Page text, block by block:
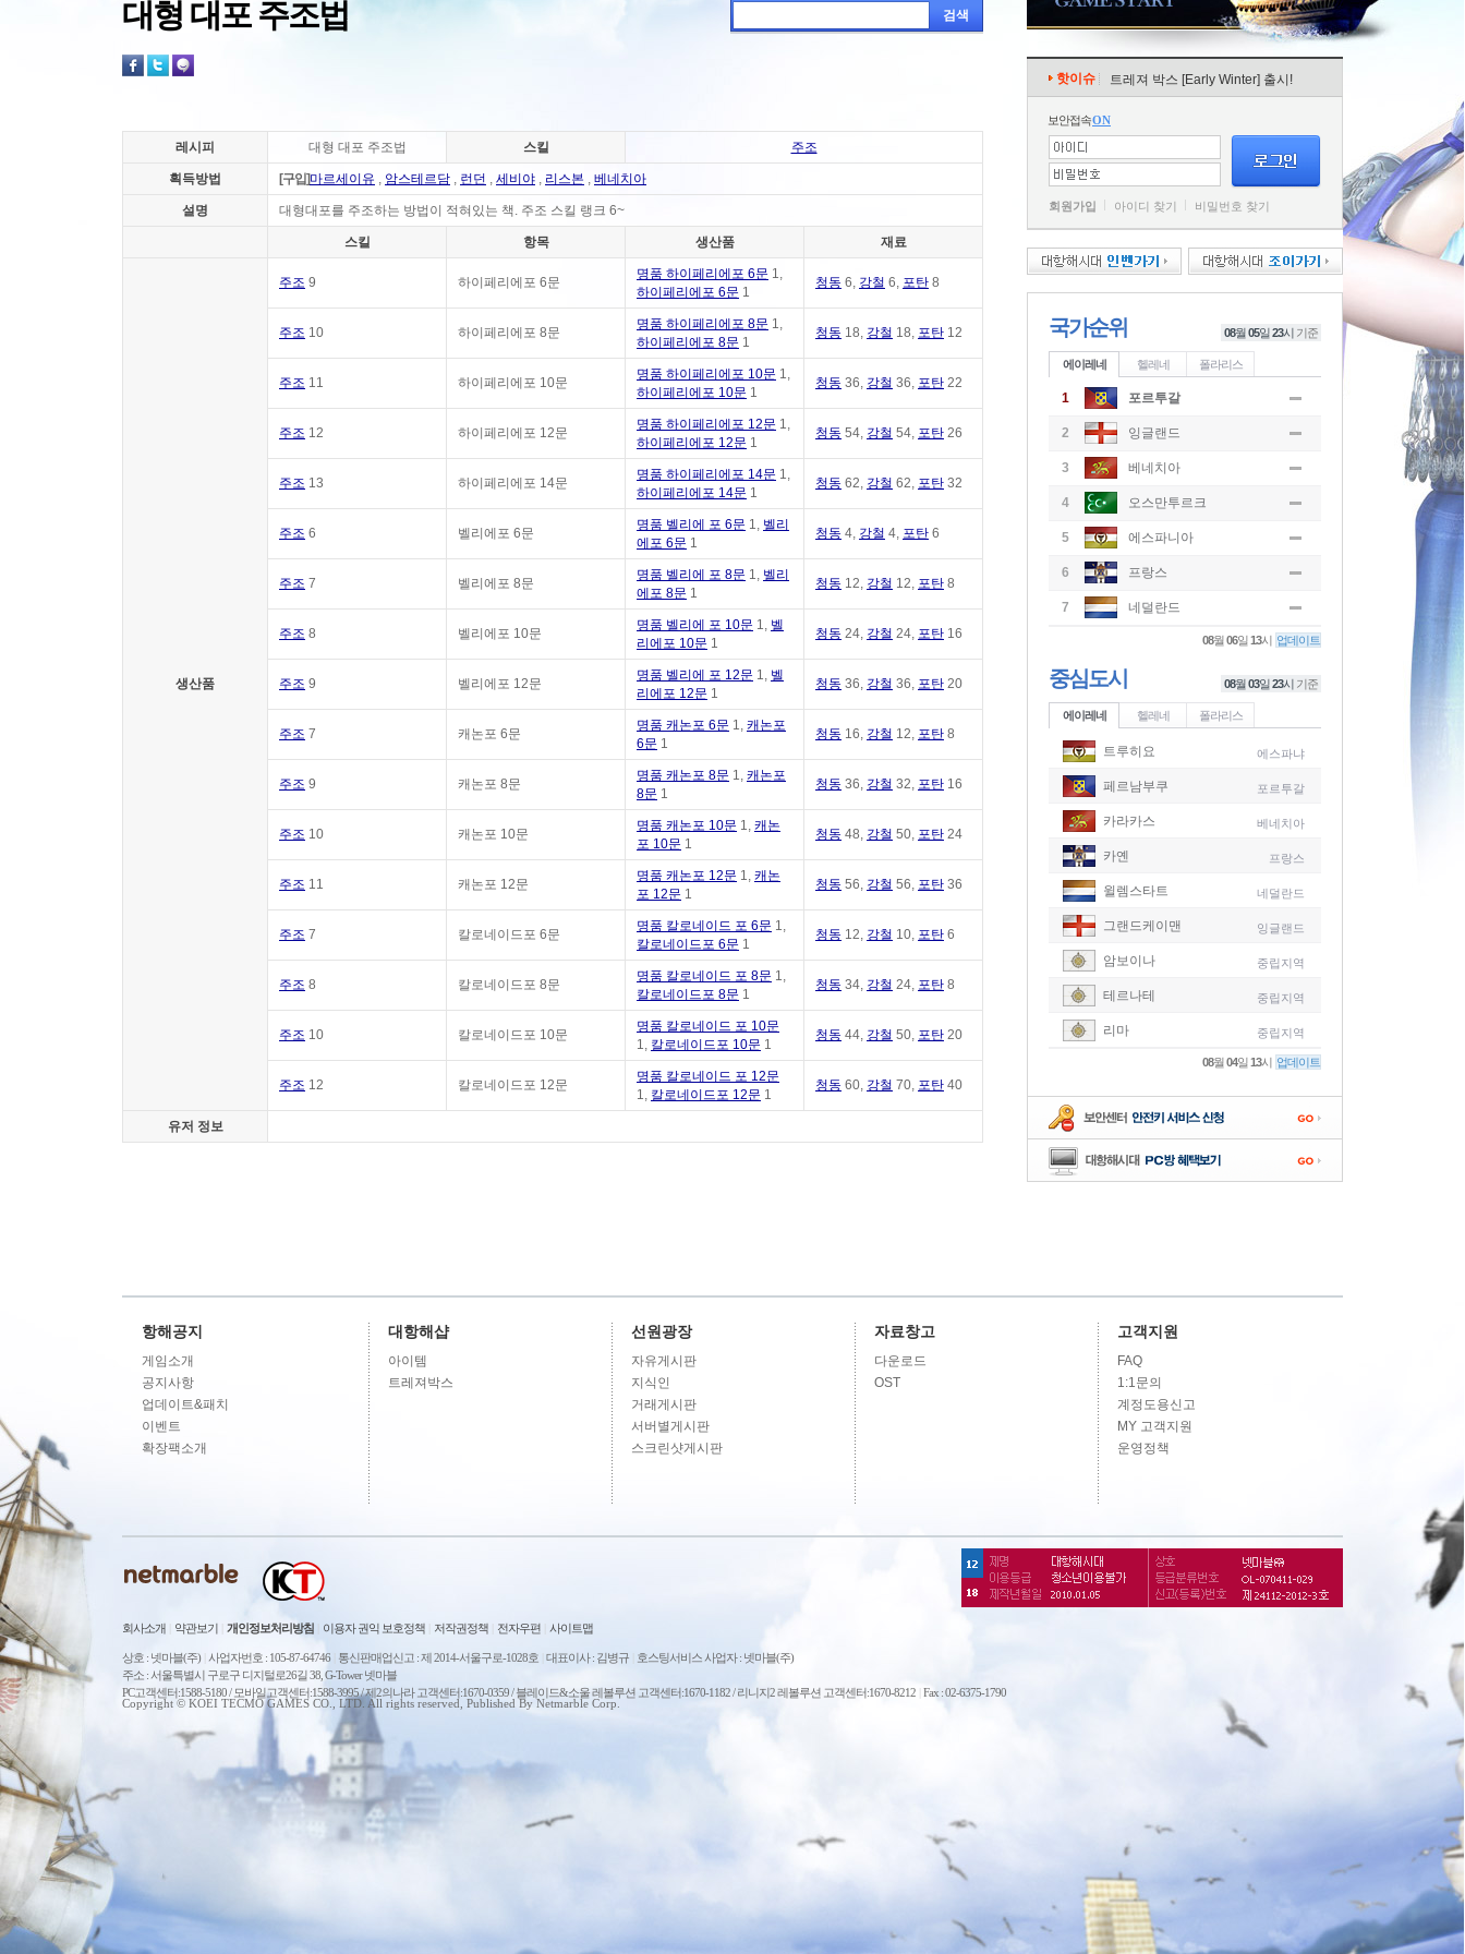
대형 대포 주조법 검색
레시피 대형 대포 주조법 스킬 주조
획득방법 [구입]마르세이유 , 암스테르담 , 런던 , 세비야 , 리스본 , 베네치아
설명 대형대포를 주조하는 방법이 적혀있는 책. 주조 스킬 랭크 6~
스킬 항목 생산품 재료
생산품
주조 9 하이페리에포 6문
명품 하이페리에포 6문 1,
하이페리에포 6문 1
청동 6, 강철 6, 포탄 8
주조 10 하이페리에포 8문
명품 하이페리에포 8문 1,
하이페리에포 8문 1
청동 18, 강철 18, 포탄 12
주조 11 하이페리에포 10문
명품 하이페리에포 10문 1,
하이페리에포 10문 1
청동 36, 강철 36, 포탄 22
주조 12 하이페리에포 12문
명품 하이페리에포 12문 1,
하이페리에포 12문 1
청동 54, 강철 54, 포탄 26
주조 13 하이페리에포 14문
명품 하이페리에포 14문 1,
하이페리에포 14문 1
청동 62, 강철 62, 포탄 32
주조 6 벨리에포 6문
명품 벨리에 포 6문 1, 벨리
에포 6문 1
청동 4, 강철 4, 포탄 6
주조 7 벨리에포 8문
명품 벨리에 포 8문 1, 벨리
에포 8문 1
청동 12, 강철 12, 포탄 8
주조 8 벨리에포 10문
명품 벨리에 포 10문 1, 벨
리에포 10문 1
청동 24, 강철 24, 포탄 16
주조 9 벨리에포 12문
명품 벨리에 포 12문 1, 벨
리에포 12문 1
청동 36, 강철 36, 포탄 20
주조 7 캐논포 6문
명품 캐논포 6문 1, 캐논포
6문 1
청동 16, 강철 12, 포탄 8
주조 9 캐논포 8문
명품 캐논포 8문 1, 캐논포
8문 1
청동 36, 강철 32, 포탄 16
주조 10 캐논포 10문
명품 캐논포 10문 1, 캐논
포 10문 1
청동 48, 강철 50, 포탄 24
주조 11 캐논포 12문
명품 캐논포 12문 1, 캐논
포 12문 1
청동 56, 강철 56, 포탄 36
주조 7 칼로네이드포 6문
명품 칼로네이드 포 6문 1,
칼로네이드포 6문 1
청동 12, 강철 10, 포탄 6
주조 8 칼로네이드포 8문
명품 칼로네이드 포 8문 1,
칼로네이드포 8문 1
청동 34, 강철 24, 포탄 8
주조 10 칼로네이드포 10문
명품 칼로네이드 포 10문
1, 칼로네이드포 10문 1
청동 44, 강철 50, 포탄 20
주조 12 칼로네이드포 12문
명품 칼로네이드 포 12문
1, 칼로네이드포 12문 1
청동 60, 강철 70, 포탄 40
유저 정보
핫이슈 트레져 박스 [Early Winter] 출시!
보안접속ON
회원가입 아이디 찾기 비밀번호 찾기
국가순위 08월 05일 23시 기준
에이레네 헬레네 폴라리스
1 포르투갈
2 잉글랜드
3 베네치아
4 오스만투르크
5 에스파니아
6 프랑스
-
7 네덜란드
08월06일13시 업데이트
중심도시 08월 03일 23시 기준
에이레네 헬레네 폴라리스
트루히요 에스파냐
페르남부쿠 포르투갈
카라카스 베네치아
카옌 프랑스
윌렘스타트 네덜란드
그랜드케이맨 잉글랜드
암보이나 중립지역
테르나테 중립지역
리마 중립지역
08월04일13시 업데이트
항해공지
게임소개
공지사항
업데이트&패치
이벤트
확장팩소개
대항해샵
아이템
트레져박스
선원광장
자유게시판
지식인
거래게시판
서버별게시판
스크린샷게시판
자료창고
다운로드
OST
고객지원
FAQ
1:1문의
계정도용신고
MY 고객지원
운영정책
회사소개 약관보기 개인정보처리방침 이용자 권익 보호정책 저작권정책 전자우편 사이트맵
상호 : 넷마블(주) 사업자번호 : 105-87-64746 통신판매업신고 : 제 2014-서울구로-1028호 대표이사 : 김병규
호스팅서비스 사업자 : 넷마블(주)
주소 : 서울특별시 구로구 디지털로26길 38, G-Tower 넷마블
PC고객센터:1588-5180 / 모바일고객센터:1588-3995 / 제2의나라 고객센터:1670-0359 / 블레이드&소울 레볼루션 고객센터:1670-1182 / 리니지2 레볼루션 고객센터:1670-8212 Fax : 02-6375-1790
Copyright © KOEI TECMO GAMES CO., LTD. All rights reserved, Published By Netmarble Corp.